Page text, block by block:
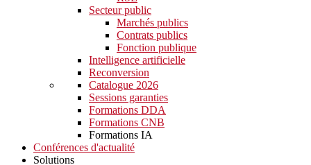
Secteur public
Marchés publics
Contrats publics
Fonction publique
Intelligence artificielle
Reconversion
Catalogue 2026
Sessions garanties
Formations DDA
Formations CNB
Formations IA
Conférences d'actualité
Solutions